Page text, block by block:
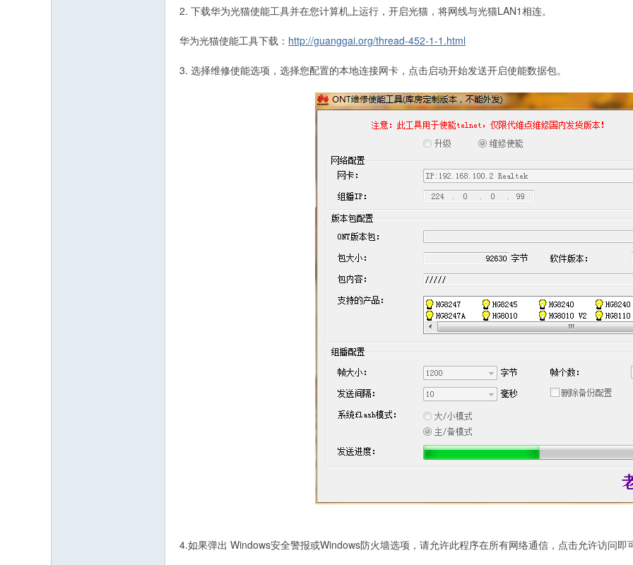
2. 下载华为光猫使能工具并在您计算机上运行，开启光猫，将网线与光猫LAN1相连。
华为光猫使能工具下载： http://guanggai.org/thread-452-1-1.html
3. 选择维修使能选项，选择您配置的本地连接网卡，点击启动开始发送开启使能数据包。
4.如果弹出 Windows安全警报或Windows防火墙选项，请允许此程序在所有网络通信，点击允许访问即